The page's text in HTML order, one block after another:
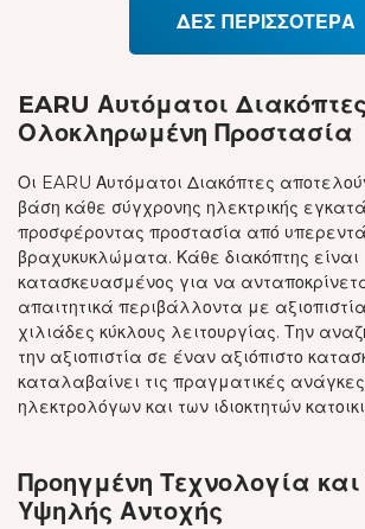
ΔΕΣ ΠΕΡΙΣΣΟΤΕΡΑ
EARU Αυτόματοι
Ολοκληρωμένη Προστασία
Οι EARU Αυτόματοι Διακόπτες
βάση κάθε σύγχρονης ηλεκτρικής
προσφέροντας προστασία από
βραχυκυκλώματα. Κάθε διακόπτης είναι
κατασκευασμένος για να
απαιτητικά περιβάλλοντα με
χιλιάδες κύκλους λειτουργίας. Την
την αξιοπιστία σε έναν αξιόπιστο
καταλαβαίνει τις πραγματικές
ηλεκτρολόγων και των ιδιοκτητών
Προηγμένη Τεχνολογία
Υψηλής Αντοχής